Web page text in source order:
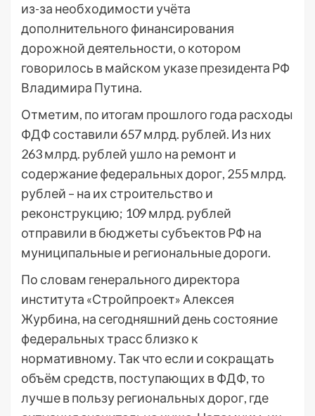
из-за необходимости учёта
дополнительного финансирования
дорожной деятельности, о котором
говорилось в майском указе президента РФ
Владимира Путина.
Отметим, по итогам прошлого года расходы
ФДФ составили 657 млрд. рублей. Из них
263 млрд. рублей ушло на ремонт и
содержание федеральных дорог, 255 млрд.
рублей – на их строительство и
реконструкцию; 109 млрд. рублей
отправили в бюджеты субъектов РФ на
муниципальные и региональные дороги.
По словам генерального директора
института «Стройпроект» Алексея
Журбина, на сегодняшний день состояние
федеральных трасс близко к
нормативному. Так что если и сокращать
объём средств, поступающих в ФДФ, то
лучше в пользу региональных дорог, где